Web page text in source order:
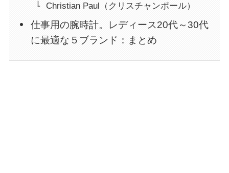
Christian Paul（クリスチャンポール）
仕事用の腕時計。レディース20代～30代
に最適な５ブランド：まとめ